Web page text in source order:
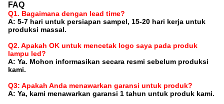
FAQ
Q1. Bagaimana dengan lead time?
A: 5-7 hari untuk persiapan sampel, 15-20 hari kerja untuk
produksi massal.
Q2. Apakah OK untuk mencetak logo saya pada produk
lampu led?
A: Ya. Mohon informasikan secara resmi sebelum produksi
kami.
Q3: Apakah Anda menawarkan garansi untuk produk?
A: Ya, kami menawarkan garansi 1 tahun untuk produk kami.